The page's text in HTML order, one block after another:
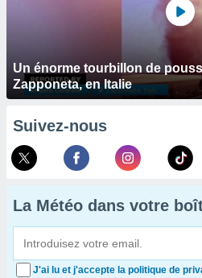
Un énorme tourbillon de
Zapponeta, en Italie
Suivez-nous
La Météo dans votre
J'ai lu et j'accepte la politique de